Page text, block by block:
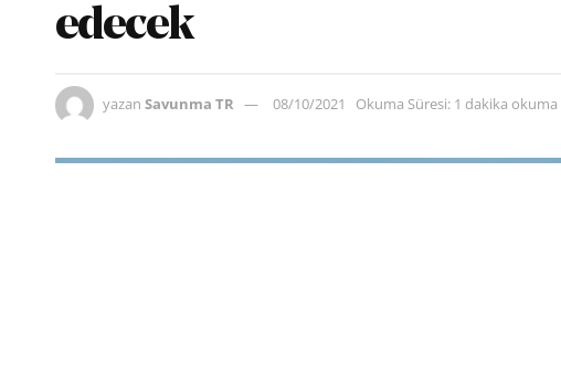
edecek
yazan Savunma TR 08/10/2021 Okuma Süresi: 1 dakika okuma